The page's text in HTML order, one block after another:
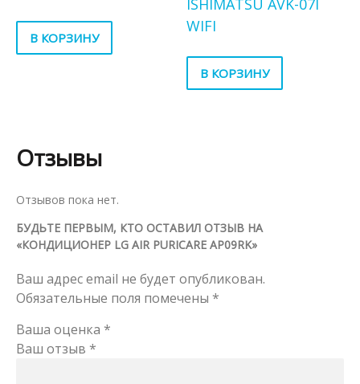
В КОРЗИНУ
ISHIMATSU AVK-07I
WIFI
В КОРЗИНУ
Отзывы
Отзывов пока нет.
БУДЬТЕ ПЕРВЫМ, КТО ОСТАВИЛ ОТЗЫВ НА
«КОНДИЦИОНЕР LG AIR PURICARE AP09RK»
Ваш адрес email не будет опубликован.
Обязательные поля помечены *
Ваша оценка *
Ваш отзыв *